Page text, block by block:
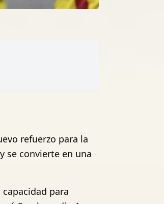
refuerzo para la
se convierte en una
para